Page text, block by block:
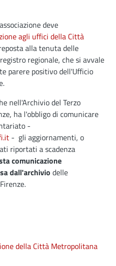
deve
agli uffici della Città
alla tenuta delle
regionale, che si avvale
parere positivo dell'Ufficio
nell'Archivio del Terzo
ha l'obbligo di comunicare
-
- gli aggiornamenti, o
riportati a scadenza
comunicazione
dall'archivio delle
della Città Metropolitana